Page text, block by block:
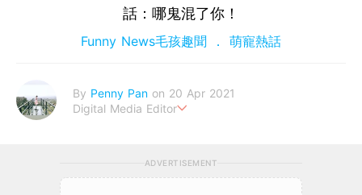
話：哪鬼混了你！
Funny News毛孩趣聞 萌寵熱話
By Penny Pan on 20 Apr 2021
Digital Media Editor
ADVERTISEMENT